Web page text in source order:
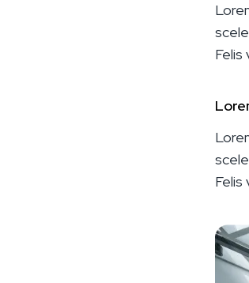
Felis
Felis